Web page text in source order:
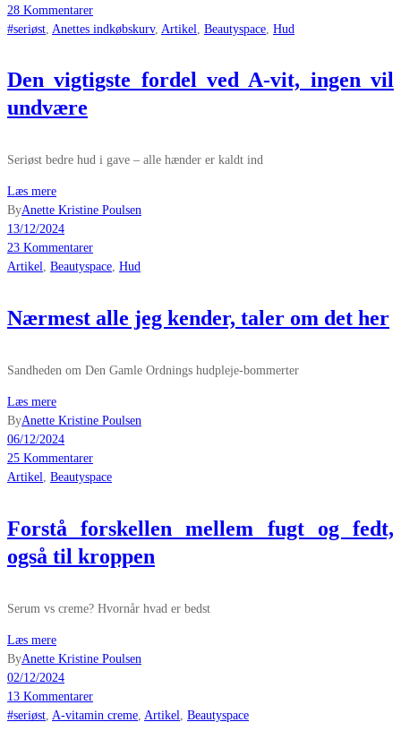
28 Kommentarer
#seriøst Anettes indkøbskurv, Artikel Beautyspace Hud
Den vigtigste fordel ved A-vit, ingen vil
undvære
Seriøst bedre hud i gave – alle hænder er kaldt ind
Læs mere
ByAnette Kristine Poulsen
13/12/2024
23 Kommentarer
Artikel, Beautyspace, Hud
Nærmest alle jeg kender, taler om det her
Sandheden om Den Gamle Ordnings hudpleje-bommerter
Læs mere
ByAnette Kristine Poulsen
06/12/2024
25 Kommentarer
Artikel, Beautyspace
Forstå forskellen mellem fugt og fedt,
også til kroppen
Serum vs creme? Hvornår hvad er bedst
Læs mere
ByAnette Kristine Poulsen
02/12/2024
13 Kommentarer
#seriøst A-vitamin creme Artikel Beautyspace